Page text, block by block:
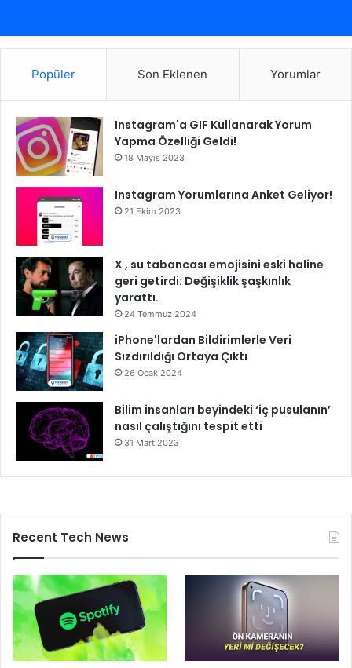
Popüler Son Eklenen Yorumlar
Instagram'a GIF Kullanarak Yorum
Yapma Özelliği Geldi!
18 Mayıs 2023
Instagram Yorumlarına Anket Geliyor!
21 Ekim 2023
X , su tabancası emojisini eski haline
geri getirdi: Değişiklik şaşkınlık
yarattı.
24 Temmuz 2024
iPhone'lardan Bildirimlerle Veri
Sızdırıldığı Ortaya Çıktı
26 Ocak 2024
Bilim insanları beyindeki ‘iç pusulanın’
nasıl çalıştığını tespit etti
31 Mart 2023
Recent Tech News